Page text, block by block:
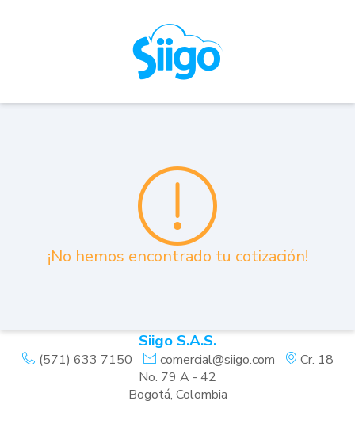
¡No hemos encontrado tu cotización!
Siigo S.A.S.
(571) 633 7150 comercial@siigo.com
Cr. 18
No. 79 A - 42
Bogotá, Colombia